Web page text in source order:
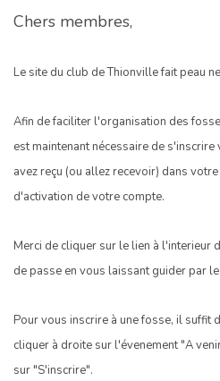
Chers membres,
Le site du club de Thionville fait peau
Afin de faciliter l'organisation des
est maintenant nécessaire de s'inscrire
avez reçu (ou allez recevoir) dans
d'activation de votre compte.
Merci de cliquer sur le lien à l'interieur
de passe en vous laissant guider par
Pour vous inscrire à une fosse, il suffit
cliquer à droite sur l'évenement "A
sur "S'inscrire".